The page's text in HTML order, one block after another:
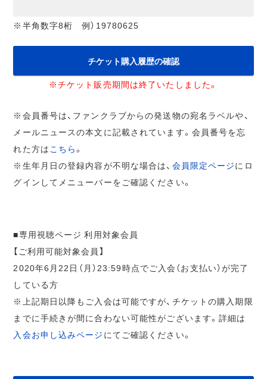
※半角数字8桁 例）19780625
チケット購入履歴の確認
※チケット販売期間は終了いたしました。
※会員番号は、ファンクラブからの発送物の宛名ラベルや、
メールニュースの本文に記載されています。会員番号を忘
れた方は こちら。
※生年月日の登録内容が不明な場合は、 会員限定ページにロ
グインしてメニューバーをご確認ください。
■専用視聴ページ 利用対象会員
【ご利用可能対象会員】
2020年6月22日（月）23:59時点でご入会（お支払い）が完了
している方
※上記期日以降もご入会は可能ですが、チケットの購入期限
までに手続きが間に合わない可能性がございます。詳細は
入会お申し込みページ にてご確認ください。